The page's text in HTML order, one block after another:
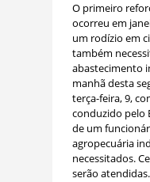
O primeiro
ocorreu em
um rodízio em
também
abastecimento
manhã desta
terça-feira, 9,
conduzido pelo
de um
agropecuária
necessitados.
serão atendidas.